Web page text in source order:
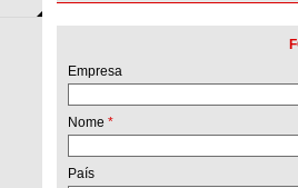
Empresa
Nome *
País